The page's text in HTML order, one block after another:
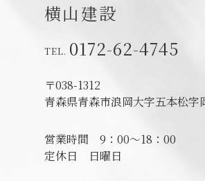
横山建設
0172-62-4745
〒038-1312
青森県青森市浪岡大字五本松字
営業時間 9：00～18：00
定休日
日曜日